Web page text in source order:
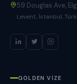
59 Douglas Ave,
Levent, İstanbul,
GOLDEN VIZE